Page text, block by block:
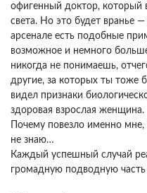
офигенный доктор, который
света. Но это будет вранье
арсенале есть подобные
возможное и немного
никогда не понимаешь,
другие, за которых ты тоже
видел признаки
здоровая взрослая женщина.
Почему повезло именно
не знаю…
Каждый успешный случай
громадную подводную